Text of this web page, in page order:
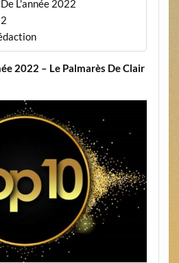
L'année 2022
2022 – Le Palmarès De Clair